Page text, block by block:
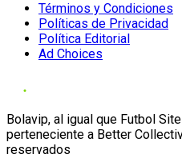
Términos y Condiciones
Políticas de Privacidad
Política Editorial
Ad Choices
Bolavip, al igual que Futbol
perteneciente a Better
reservados